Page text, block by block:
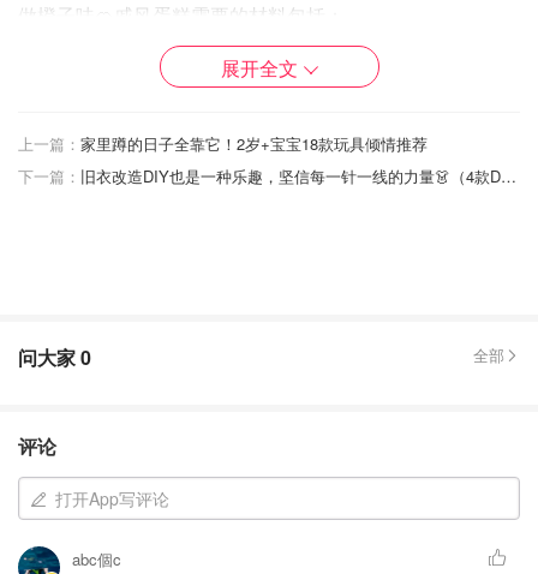
做橙子味🍊戚风蛋糕需要的材料包括：
- 糖150g
展开全文
上一篇： 家里蹲的日子全靠它！2岁+宝宝18款玩具倾情推荐
下一篇：
旧衣改造DIY也是一种乐趣，坚信每一针一线的力量👗（4款DIY教程）
问大家0 全部
评论
打开App写评论
abc個c